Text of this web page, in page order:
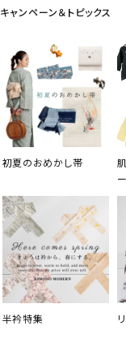
キャンペーン＆トピックス
初夏のおめかし帯
半衿特集